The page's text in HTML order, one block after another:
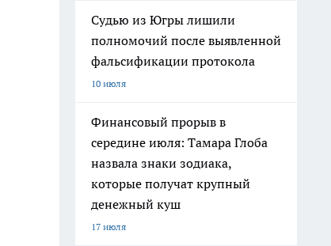
Судью из Югры лишили
полномочий после выявленной
фальсификации протокола
10 июля
Финансовый прорыв в
середине июля: Тамара Глоба
назвала знаки зодиака,
которые получат крупный
денежный куш
17 июля